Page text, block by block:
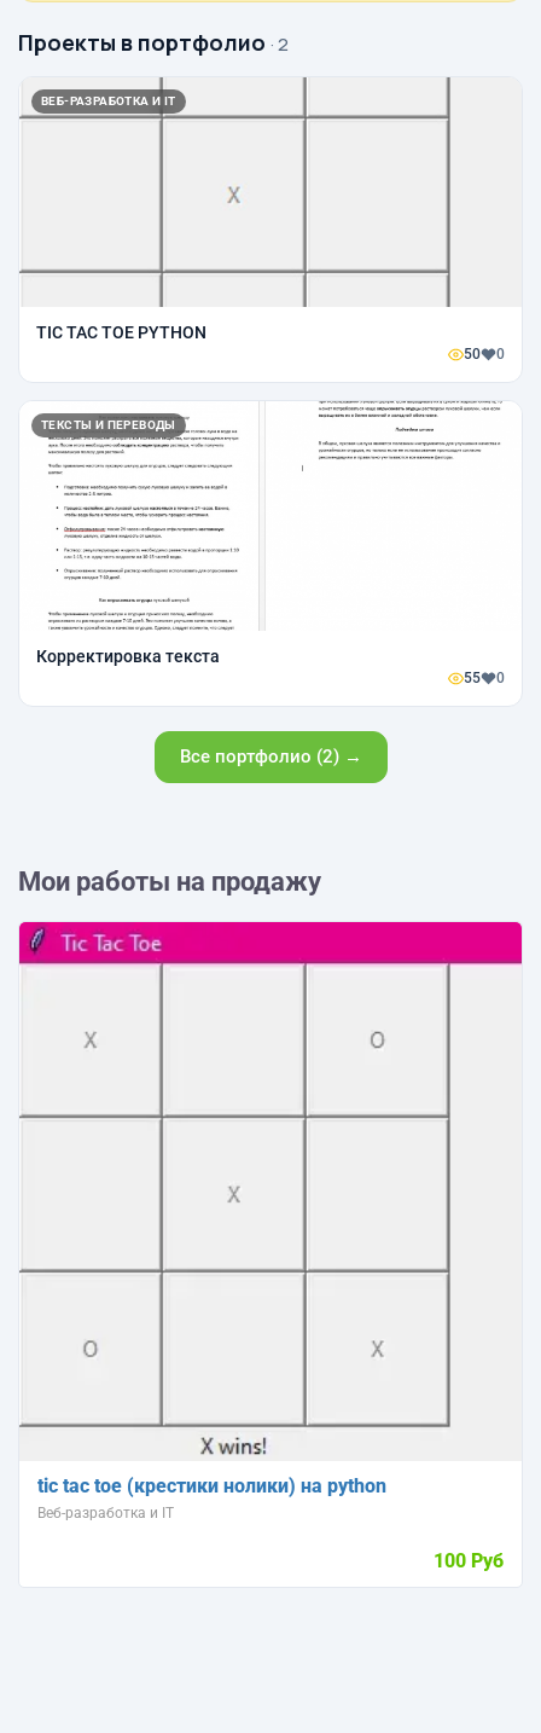
Проекты в портфолио · 2
ВЕБ-РАЗРАБОТКА И IT
TIC TAC TOE PYTHON
50 0
ТЕКСТЫ И ПЕРЕВОДЫ
Корректировка текста
55 0
Все портфолио (2) →
Мои работы на продажу
tic tac toe (крестики нолики) на python
Веб-разработка и IT
100 Руб